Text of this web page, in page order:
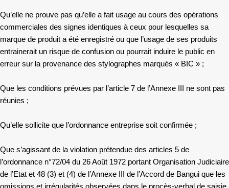
Qu’elle ne prouve pas qu’elle a fait usage au cours des opérations
commerciales des signes identiques à ceux pour lesquelles sa
marque de produit a été enregistré ou que l’usage de ses produits
entrainerait un risque de confusion ou pourrait induire le public en
erreur sur la provenance des stylographes marqués « BIC » ;
Que les conditions prévues par l’article 7 de l’Annexe III ne sont pas
réunies ;
Qu’elle sollicite que l’ordonnance entreprise soit confirmée ;
Que s’agissant de la violation prétendue des articles 5 de
l’ordonnance n°72/04 du 26 Août 1972 portant Organisation Judiciaire
de l’Etat et 48 (3) et (4) de l’Annexe III de l’Accord de Bangui que les